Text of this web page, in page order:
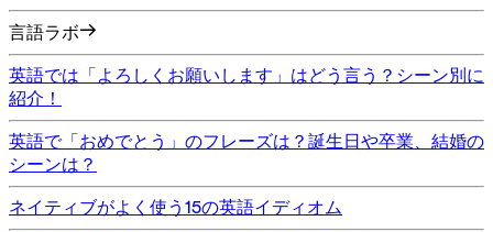
言語ラボ
英語では「よろしくお願いします」はどう言う？シーン別に
紹介！
英語で「おめでとう」のフレーズは？誕生日や卒業、結婚の
シーンは？
ネイティブがよく使う15の英語イディオム